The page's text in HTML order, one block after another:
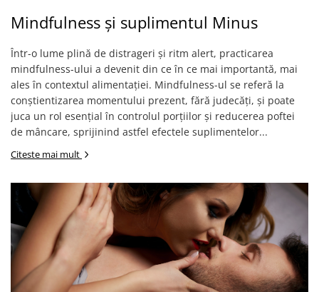
Mindfulness și suplimentul Minus
Într-o lume plină de distrageri și ritm alert, practicarea
mindfulness-ului a devenit din ce în ce mai importantă, mai
ales în contextul alimentației. Mindfulness-ul se referă la
conștientizarea momentului prezent, fără judecăți, și poate
juca un rol esențial în controlul porțiilor și reducerea poftei
de mâncare, sprijinind astfel efectele suplimentelor...
Citeste mai mult